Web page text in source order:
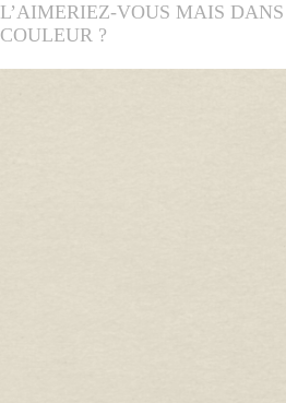
L’AIMERIEZ-VOUS MAIS
COULEUR ?